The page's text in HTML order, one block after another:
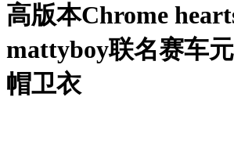
高版本Chrome
mattyboy联名赛车
帽卫衣